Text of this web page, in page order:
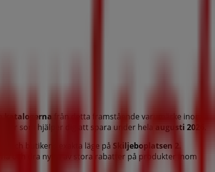
katalogerna från detta framstående varumärke inom
som hjälper dig att spara under hela augusti 2026
och butikens exakta läge på Skiljeboplatsen 2.
och dra nytta av stora rabatter på produkter inom